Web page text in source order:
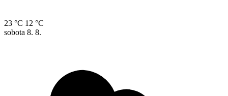
23 °C 12 °C
sobota 8. 8.